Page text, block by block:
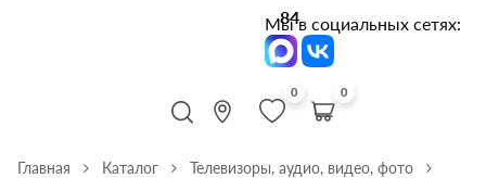
84
Мы в социальных сетях:
0 0
Главная Каталог
Телевизоры, аудио, видео, фото